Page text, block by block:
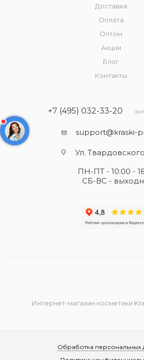
Доставка
Оплата
Оптом
Акции
Блог
Контакты
+7 (495) 032-33-20
support@kraski-
Ул.
ПН-ПТ - 10:00 -
СБ-ВС -
Интернет-магазин косметики
Обработка персональных